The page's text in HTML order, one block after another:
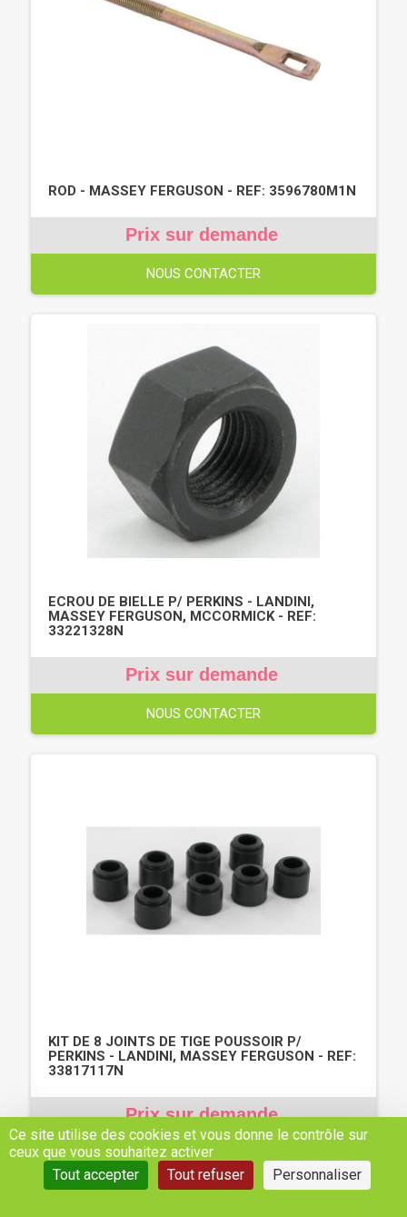
ROD - MASSEY FERGUSON - REF: 3596780M1N
Prix sur demande
NOUS CONTACTER
ECROU DE BIELLE P/ PERKINS - LANDINI,
MASSEY FERGUSON, MCCORMICK - REF:
33221328N
Prix sur demande
NOUS CONTACTER
KIT DE 8 JOINTS DE TIGE POUSSOIR P/
PERKINS - LANDINI, MASSEY FERGUSON - REF:
33817117N
Prix sur demande
NOUS CONTACTER
Ce site utilise des cookies et vous donne le contrôle sur
ceux que vous souhaitez activer
Tout accepter
Tout refuser Personnaliser